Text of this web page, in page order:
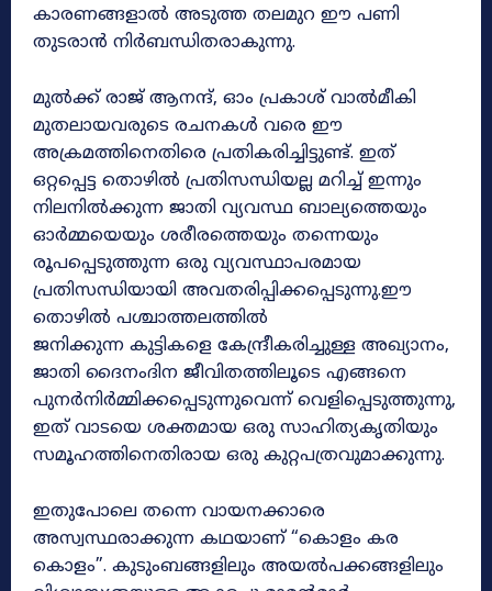
കാരണങ്ങളാല്‍ അടുത്ത തലമുറ ഈ പണി
തുടരാന്‍ നിര്‍ബന്ധിതരാകുന്നു.
മുൽക്ക് രാജ് ആനന്ദ്, ഓം പ്രകാശ് വാൽമീകി
മുതലായവരുടെ രചനകൾ വരെ ഈ
അക്രമത്തിനെതിരെ പ്രതികരിച്ചിട്ടുണ്ട്. ഇത്
ഒറ്റപ്പെട്ട തൊഴിൽ പ്രതിസന്ധിയല്ല മറിച്ച് ഇന്നും
നിലനിൽക്കുന്ന ജാതി വ്യവസ്ഥ ബാല്യത്തെയും
ഓർമ്മയെയും ശരീരത്തെയും തന്നെയും
രൂപപ്പെടുത്തുന്ന ഒരു വ്യവസ്ഥാപരമായ
പ്രതിസന്ധിയായി അവതരിപ്പിക്കപ്പെടുന്നു.ഈ
തൊഴിൽ പശ്ചാത്തലത്തിൽ
ജനിക്കുന്ന കുട്ടികളെ കേന്ദ്രീകരിച്ചുള്ള അഖ്യാനം,
ജാതി ദൈനംദിന ജീവിതത്തിലൂടെ എങ്ങനെ
പുനർനിർമ്മിക്കപ്പെടുന്നുവെന്ന് വെളിപ്പെടുത്തുന്നു,
ഇത് വാടയെ ശക്തമായ ഒരു സാഹിത്യകൃതിയും
സമൂഹത്തിനെതിരായ ഒരു കുറ്റപത്രവുമാക്കുന്നു.
ഇതുപോലെ തന്നെ വായനക്കാരെ
അസ്വസ്ഥരാക്കുന്ന കഥയാണ് “കൊളം കര
കൊളം”. കുടുംബങ്ങളിലും അയൽപക്കങ്ങളിലും